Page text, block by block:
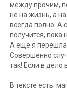
между прочим,
не на жизнь, а
всегда полно. А
получится, пока
А еще я перешла
Совершенно
так! Если в
В тексте есть: